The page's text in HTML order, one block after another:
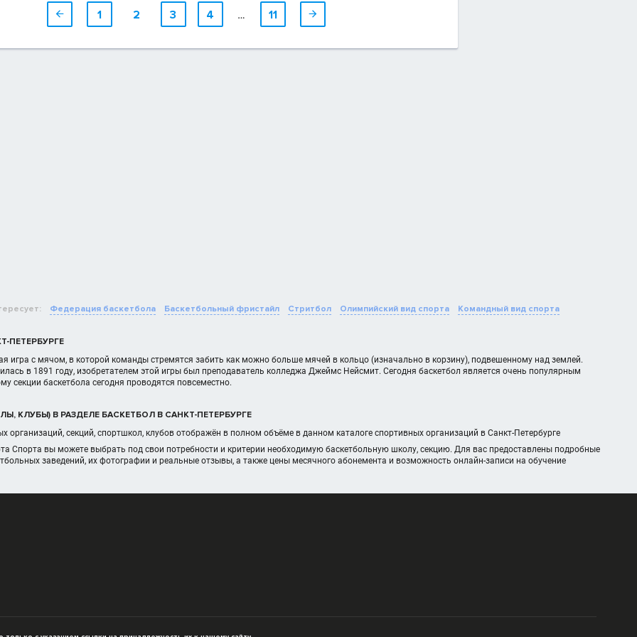
 1 2 3 4 … 11 
Федерация баскетбола Баскетбольный фристайл Стритбол Олимпийский вид спорта Командный вид спорта
ПЕТЕРБУРГЕ
игра с мячом, в которой команды стремятся забить как можно больше мячей в кольцо (изначально в корзину), подвешенному над землей.
в 1891 году, изобретателем этой игры был преподаватель колледжа Джеймс Нейсмит. Сегодня баскетбол является очень популярным
секции баскетбола сегодня проводятся повсеместно.
КЛУБЫ) В РАЗДЕЛЕ БАСКЕТБОЛ В САНКТ-ПЕТЕРБУРГЕ
организаций, секций, спортшкол, клубов отображён в полном объёме в данном каталоге спортивных организаций в Санкт-Петербурге
Спорта вы можете выбрать под свои потребности и критерии необходимую баскетбольную школу, секцию. Для вас предоставлены подробные
заведений, их фотографии и реальные отзывы, а также цены месячного абонемента и возможность онлайн-записи на обучение